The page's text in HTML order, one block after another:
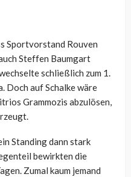
Sportvorstand Rouven
Steffen Baumgart
schließlich zum 1.
Doch auf Schalke wäre
Grammozis abzulösen,
Standing dann stark
bewirkten die
Zumal kaum jemand